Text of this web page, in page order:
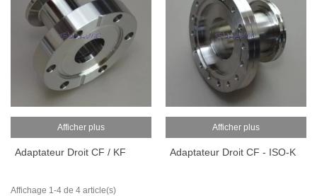
Afficher plus
Adaptateur Droit CF / KF
Afficher plus
Adaptateur Droit CF - ISO-K
Affichage 1-4 de 4 article(s)